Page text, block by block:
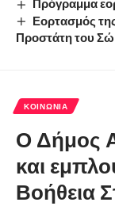
Πρόγραμμα
Εορτασμός
Προστάτη του
ΚΟΙΝΩΝΊΑ
Ο Δήμος
και
Βοήθεια